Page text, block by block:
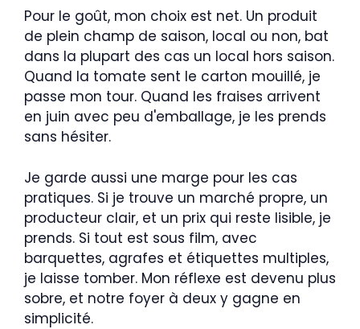
Pour le goût, mon choix est net. Un produit
de plein champ de saison, local ou non, bat
dans la plupart des cas un local hors saison.
Quand la tomate sent le carton mouillé, je
passe mon tour. Quand les fraises arrivent
en juin avec peu d'emballage, je les prends
sans hésiter.
Je garde aussi une marge pour les cas
pratiques. Si je trouve un marché propre, un
producteur clair, et un prix qui reste lisible, je
prends. Si tout est sous film, avec
barquettes, agrafes et étiquettes multiples,
je laisse tomber. Mon réflexe est devenu plus
sobre, et notre foyer à deux y gagne en
simplicité.